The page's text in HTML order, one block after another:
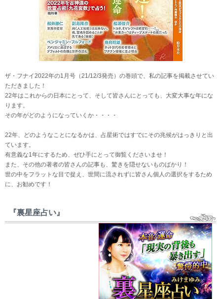
ザ・フナイ2022年の1月号（21/12/3発売）の巻頭で、私の記事を掲載させてい
ただきました！
22年はこれからの日本にとって、そして皆さんにとっても、大変大事な年にな
ります。
その年がどのようになっていくか・・・・
22年、どのようなことになるかは、占星術ではすでにその兆候がはっきりと出
ています。
有意義な1年にするため、ぜひ手にとって御覧くださいませ！
また、その他の著者の皆さんの記事も、驚きを隠せないものばかり！
世の中をフラットな目で捉え、世間に流されずに皆さん個人の選択をするため
に、お勧めです！
『裏星座占い』